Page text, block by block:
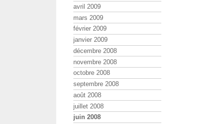
avril 2009
mars 2009
février 2009
janvier 2009
décembre 2008
novembre 2008
octobre 2008
septembre 2008
août 2008
juillet 2008
juin 2008